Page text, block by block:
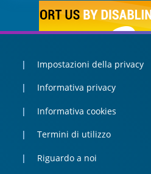
Impostazioni della privacy
Informativa privacy
Informativa cookies
Termini di utilizzo
Riguardo a noi